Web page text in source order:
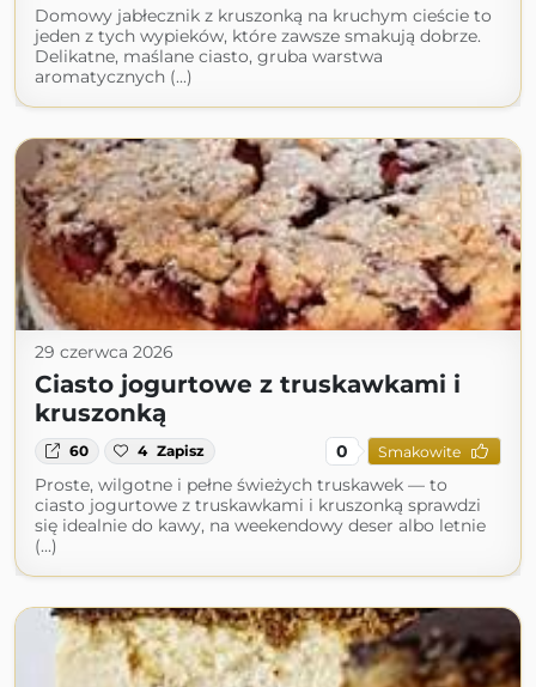
Domowy jabłecznik z kruszonką na kruchym cieście to
jeden z tych wypieków, które zawsze smakują dobrze.
Delikatne, maślane ciasto, gruba warstwa
aromatycznych (...)
29 czerwca 2026
Ciasto jogurtowe z truskawkami i
kruszonką
60 4 Zapisz 0 Smakowite
Proste, wilgotne i pełne świeżych truskawek — to
ciasto jogurtowe z truskawkami i kruszonką sprawdzi
się idealnie do kawy, na weekendowy deser albo letnie
(...)